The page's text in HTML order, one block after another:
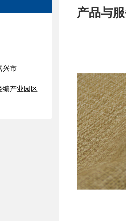
兴市
编产业园区
产品与